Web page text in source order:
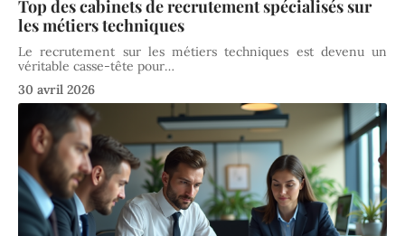
Top des cabinets de recrutement spécialisés sur
les métiers techniques
Le recrutement sur les métiers techniques est devenu un
véritable casse-tête pour…
30 avril 2026